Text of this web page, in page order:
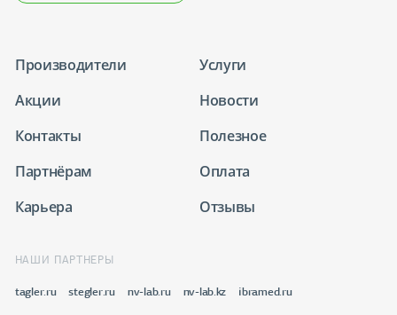
Производители
Услуги
Акции
Новости
Контакты
Полезное
Партнёрам
Оплата
Карьера
Отзывы
НАШИ ПАРТНЕРЫ
tagler.ru stegler.ru nv-lab.ru nv-lab.kz ibramed.ru